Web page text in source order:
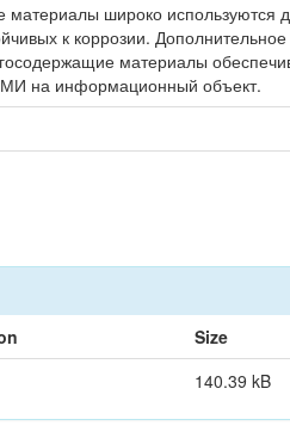
широко используются
к коррозии.
материалы
на информационный объект.
Size
140.39 kB